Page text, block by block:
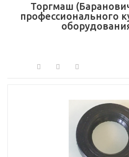
Торгмаш
профессионального